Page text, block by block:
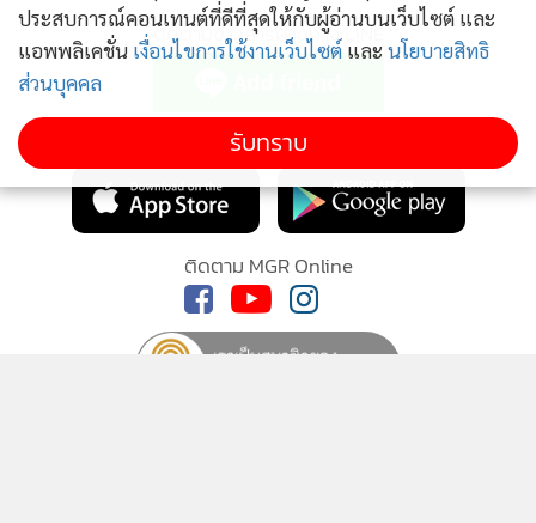
ไม่ให้ถูกคมกระสุนยิงเข้าใส่
ภาพในกล้องวงจรปิด ยังเผยให้เห็นเหตุการณ์อีกด้วยว่า หลังจาก
ชายแปลกหน้าได้ชักอาวุธปืนยิงใส่นายวิศิษฏ์ไปแล้ว ปรากฏว่า
นายวิศิษฏ์ ถึงกับต้องใช้ 2 มือยกขึ้นมา เพื่อขอชีวิต เนื่องจากชาย
คนแปลกหน้ายังคงส่องปืนมาที่ตัวเขาอยู่ตลอดเวลา จนมารดา
ของนายวิศิษฏ์ต้องลุกขึ้นไปห้ามปราม และขอร้องให้หยุด
จากนั้นก็มีการพูดคุยโต้เถียงกันอยู่พักใหญ่ กระทั่งเหตุวิวาทยุติ
ลง ชายคนแปลกหน้าได้ขับขี่รถจักรยานยนต์หลบหนีไป นายวิ
ศิษฏ์ จึงรีบนำร่างที่บาดเจ็บพามารดาขึ้นรถขับไปที่โรงพยาบาล
ติดตามข่าวสารผ่านทาง LINE
MGR Online Application
ติดตาม MGR Online
ประสบการณ์คอนเทนต์ที่ดีที่สุดให้กับผู้อ่านบนเว็บไซต์ และ
แอพพลิเคชั่น เงื่อนไขการใช้งานเว็บไซต์ และ นโยบายสิทธิ
ส่วนบุคคล
รับทราบ